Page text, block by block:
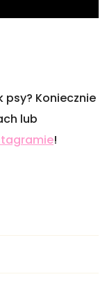
psy? Koniecznie
lub
!